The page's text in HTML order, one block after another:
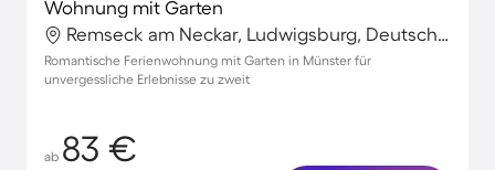
Wohnung mit Garten
Remseck am Neckar, Ludwigsburg, Deutschland
Romantische Ferienwohnung mit Garten in Münster für
unvergessliche Erlebnisse zu zweit
ab 83 €